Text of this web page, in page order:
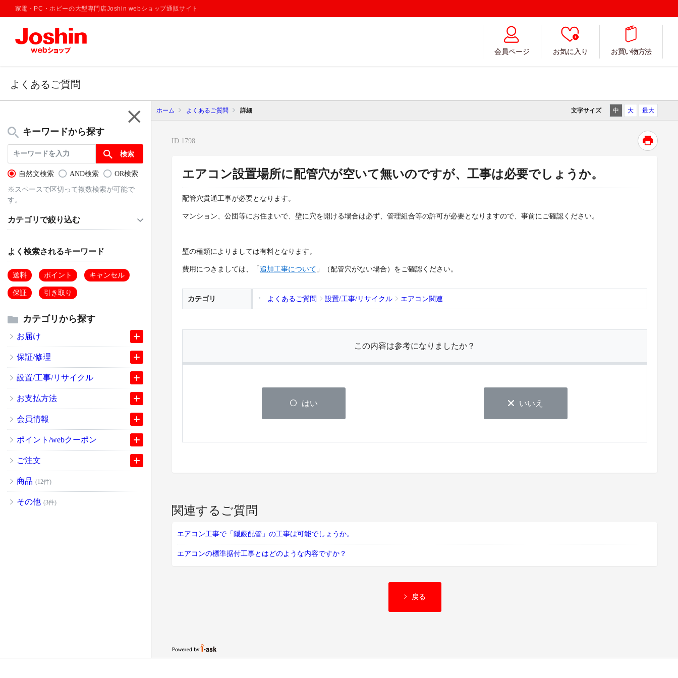
家電・PC・ホビーの大型専門店Joshin webショップ通販サイト
会員ページ お気に入り お買い物方法
よくあるご質問
キーワードから探す
自然文検索 AND検索 OR検索
※スペースで区切って複数検索が可能で
す。
カテゴリで絞り込む
よく検索されるキーワード
送料 ポイント キャンセル
保証 引き取り
カテゴリから探す
お届け
保証/修理
設置/工事/リサイクル
お支払方法
会員情報
ポイント/webクーポン
ご注文
商品 (12件)
その他 (3件)
ホーム よくあるご質問 詳細 文字サイズ 中 大 最大
ID:1798
エアコン設置場所に配管穴が空いて無いのですが、工事は必要でしょうか。
配管穴貫通工事が必要となります。
マンション、公団等にお住まいで、壁に穴を開ける場合は必ず、管理組合等の許可が必要となりますので、事前にご確認ください。
壁の種類によりましては有料となります。
費用につきましては、「 追加工事について 」（配管穴がない場合）をご確認ください。
カテゴリ よくあるご質問 設置/工事/リサイクル エアコン関連
この内容は参考になりましたか？
はい いいえ
関連するご質問
エアコン工事で「隠蔽配管」の工事は可能でしょうか。
エアコンの標準据付工事とはどのような内容ですか？
戻る